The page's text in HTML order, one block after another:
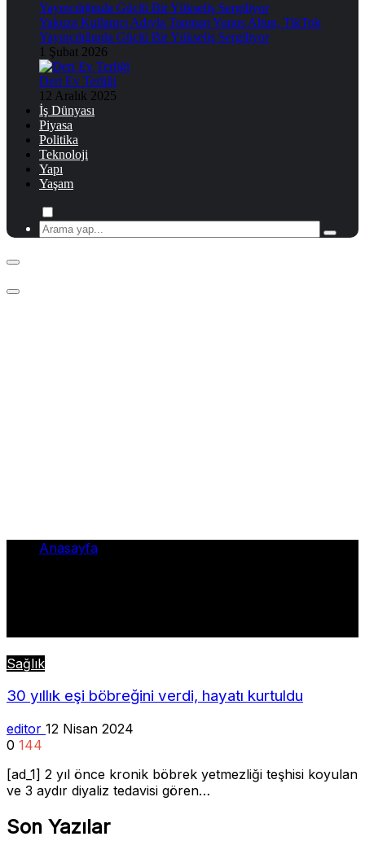
Yakuza Kullanıcı Adıyla Tanınan Yunus Altun, TikTok
Yayıncılığında Güçlü Bir Yükseliş Sergiliyor
1 Şubat 2026
Deri Ev Terliği
12 Aralık 2025
İş Dünyası
Piyasa
Politika
Teknoloji
Yapı
Yaşam
Anasayfa
Sağlık
30 yıllık eşi böbreğini verdi, hayatı kurtuldu
editor 12 Nisan 2024
0 144
[ad_1] 2 yıl önce kronik böbrek yetmezliği teşhisi koyulan
ve 3 aydır diyaliz tedavisi gören…
Son Yazılar